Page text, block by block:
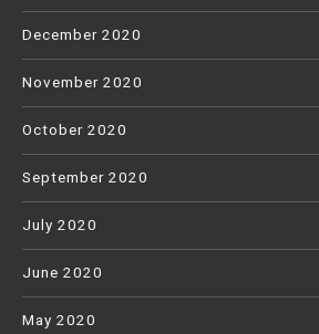
December 2020
November 2020
October 2020
September 2020
July 2020
June 2020
May 2020